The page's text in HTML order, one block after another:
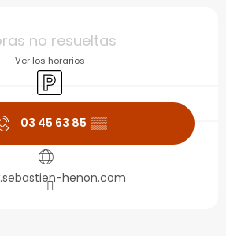
y datos de
no resueltas
Ver los horarios
Aparcamiento
03 45 63 85 ▒▒
henon.com